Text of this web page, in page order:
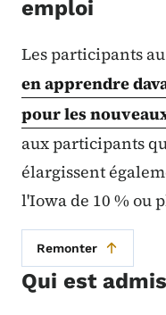
emploi
Les participants
en apprendre
pour les
aux participants
élargissent
l'Iowa de 10 % ou
Remonter
Qui est